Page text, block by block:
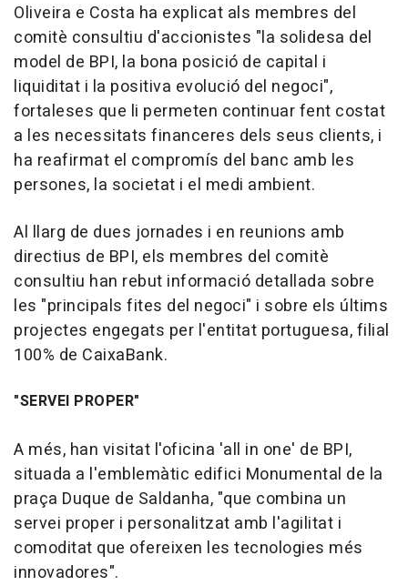
Oliveira e Costa ha explicat als membres del
comitè consultiu d'accionistes "la solidesa del
model de BPI, la bona posició de capital i
liquiditat i la positiva evolució del negoci",
fortaleses que li permeten continuar fent costat
a les necessitats financeres dels seus clients, i
ha reafirmat el compromís del banc amb les
persones, la societat i el medi ambient.
Al llarg de dues jornades i en reunions amb
directius de BPI, els membres del comitè
consultiu han rebut informació detallada sobre
les "principals fites del negoci" i sobre els últims
projectes engegats per l'entitat portuguesa, filial
100% de CaixaBank.
"SERVEI PROPER"
A més, han visitat l'oficina 'all in one' de BPI,
situada a l'emblemàtic edifici Monumental de la
praça Duque de Saldanha, "que combina un
servei proper i personalitzat amb l'agilitat i
comoditat que ofereixen les tecnologies més
innovadores".